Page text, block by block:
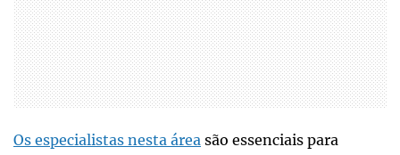
Os especialistas nesta área são essenciais para